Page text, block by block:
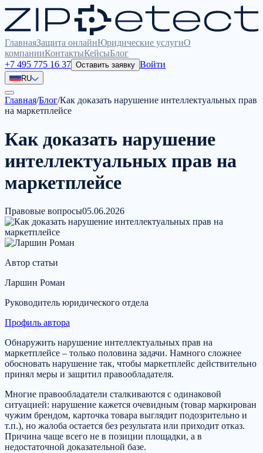
ГлавнаяЗащита онлайнЮридические услугиО
компанииКонтактыКейсыБлог
+7 495 775 16 37 Оставить заявку Войти
RU
Главная/Блог/Как доказать нарушение интеллектуальных прав
на маркетплейсе
Как доказать нарушение
интеллектуальных прав на
маркетплейсе
Правовые вопросы05.06.2026
Автор статьи
Ларшин Роман
Руководитель юридического отдела
Профиль автора
Обнаружить нарушение интеллектуальных прав на
маркетплейсе – только половина задачи. Намного сложнее
обосновать нарушение так, чтобы маркетплейс действительно
принял меры и защитил правообладателя.
Многие правообладатели сталкиваются с одинаковой
ситуацией: нарушение кажется очевидным (товар маркирован
чужим брендом, карточка товара выглядит подозрительно и
т.п.), но жалоба остается без результата или приходит отказ.
Причина чаще всего не в позиции площадки, а в
недостаточной доказательной базе.